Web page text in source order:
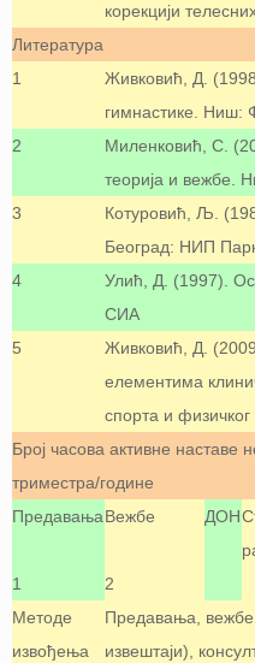
корекцији
Литература
1
Живковић, Д.
гимнастике. Ниш:
2
Миленковић, С.
теорија и вежбе.
3
Котуровић, Љ.
Београд: НИП
4
Улић, Д. (1997).
СИА
5
Живковић, Д.
елементима
спорта и
Број часова активне
триместра/године
ПредавањаВежбе ДОН
1
2
Методе
извођења
Предавања,
извештаји),